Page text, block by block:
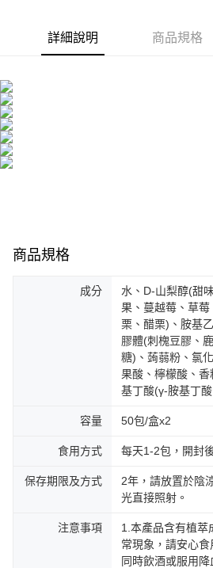
４．使用「AFTEE先享後付」時，將依據個
每筆NT$100，滿NT$600(含以上)免運費
詳細說明 商品規格
商品規格
成分
水、D-山梨醇(甜
果、蔓越莓、草
栗、醋栗)、胺基
膠體(刺槐豆膠、
糖)、蒟蒻粉、氯
果酸、檸檬酸、
基丁酸(γ-胺基丁
容量 50包/盒x2
食用方式 每天1-2包，開封
保存期限及方式
2年，請放置於陰
光直接照射。
注意事項
1.本產品含有植萃
常現象，請安心
同時飲酒或服用